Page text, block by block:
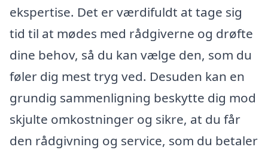
ekspertise. Det er værdifuldt at tage sig
tid til at mødes med rådgiverne og drøfte
dine behov, så du kan vælge den, som du
føler dig mest tryg ved. Desuden kan en
grundig sammenligning beskytte dig mod
skjulte omkostninger og sikre, at du får
den rådgivning og service, som du betaler